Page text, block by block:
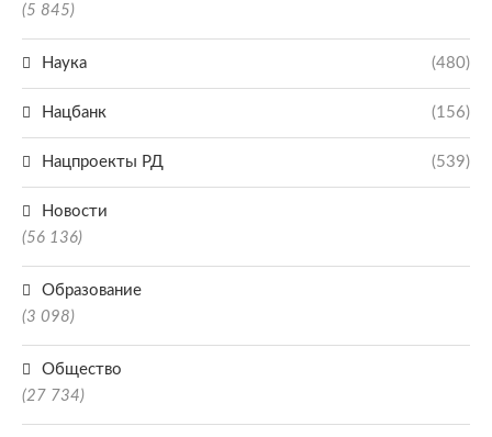
(5 845)
Наука (480)
Нацбанк (156)
Нацпроекты РД (539)
Новости
(56 136)
Образование
(3 098)
Общество
(27 734)